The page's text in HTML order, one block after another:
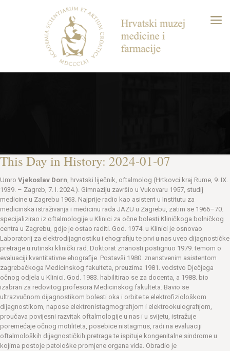
This Day in History: 2024-01-07
Umro Vjekoslav Dorn, hrvatski liječnik, oftalmolog (Hrtkovci kraj Rume, 9. IX.
1939. – Zagreb, 7. I. 2024.). Gimnaziju završio u Vukovaru 1957, studij
medicine u Zagrebu 1963. Najprije radio kao asistent u Institutu za
medicinska istraživanja i medicinu rada JAZU u Zagrebu, zatim se 1966–70.
specijalizirao iz oftalmologije u Klinici za očne bolesti Kliničkoga bolničkog
centra u Zagrebu, gdje je ostao raditi. God. 1974. u Klinici je osnovao
Laboratorij za elektrodijagnostiku i ehografiju te prvi u nas uveo dijagnostičke
pretrage u rutinski klinički rad. Doktorat znanosti postignuo 1979. temom o
evaluaciji kvantitativne ehografije. Postavši 1980. znanstvenim asistentom
zagrebačkoga Medicinskog fakulteta, preuzima 1981. vodstvo Dječjega
očnog odjela u Klinici. God. 1983. habilitirao se za docenta, a 1988. bio
izabran za redovitog profesora Medicinskog fakulteta. Bavio se
ultrazvučnom dijagnostikom bolesti oka i orbite te elektrofiziološkom
dijagnostikom, napose elektronistagmografijom i elektrookulografijom,
proučava povijesni razvitak oftalmologije u nas i u svijetu, istražuje
poremećaje očnog motiliteta, posebice nistagmus, radi na evaluaciji
oftalmoloških dijagnostičkih pretraga te ispituje kongenitalne sindrome u
kojima postoje patološke promjene organa vida. Obradio je